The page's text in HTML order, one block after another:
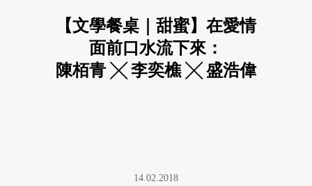
【文學餐桌｜甜蜜】在愛情
面前口水流下來：
陳栢青 ╳ 李奕樵 ╳ 盛浩偉
14.02.2018